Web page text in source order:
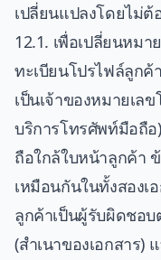
เปลี่ยนแปลงโดยไม่ต้
12.1. เพื่อเปลี่ยนหม
ทะเบียนโปรไฟล์ลูกค้
เป็นเจ้าของหมายเล
บริการโทรศัพท์มือถื
ถือใกล้ใบหน้าลูกค้า
เหมือนกันในทั้งสองเ
ลูกค้าเป็นผู้รับผิดชอ
(สำเนาของเอกสาร)